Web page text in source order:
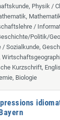
Physik /
/
Politik/
/ Sozialkunde,
Kurzschrift,
Biologie